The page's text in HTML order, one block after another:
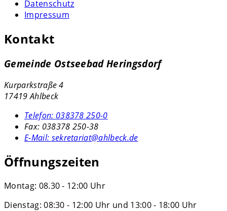
Datenschutz
Impressum
Kontakt
Gemeinde Ostseebad Heringsdorf
Kurparkstraße 4
17419 Ahlbeck
Telefon: 038378 250-0
Fax: 038378 250-38
E-Mail: sekretariat@ahlbeck.de
Öffnungszeiten
Montag: 08.30 - 12:00 Uhr
Dienstag: 08:30 - 12:00 Uhr und 13:00 - 18:00 Uhr